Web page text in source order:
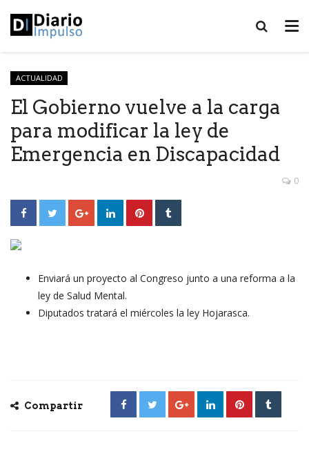
ACTUALIDAD
El Gobierno vuelve a la carga
para modificar la ley de
Emergencia en Discapacidad
0
Enviará un proyecto al Congreso junto a una reforma a la
ley de Salud Mental.
Diputados tratará el miércoles la ley Hojarasca.
Compartir